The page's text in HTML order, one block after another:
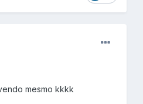
mesmo kkkk